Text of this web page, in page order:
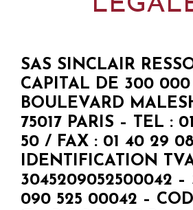
SAS SINCLAIR
CAPITAL DE 300
BOULEVARD
75017 PARIS – TEL :
50 / FAX : 01 40 29
IDENTIFICATION
3045209052500042 –
090 525 00042 –